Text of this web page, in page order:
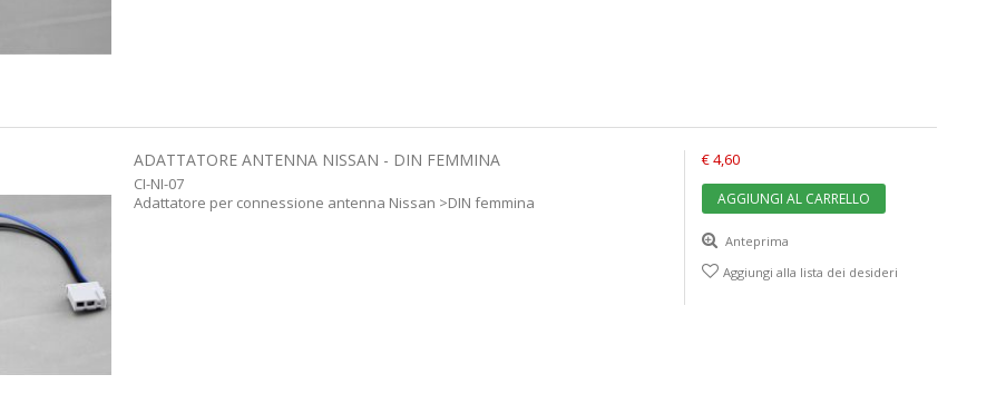
ADATTATORE ANTENNA NISSAN - DIN FEMMINA
CI-NI-07
Adattatore per connessione antenna Nissan >DIN femmina
€ 4,60
AGGIUNGI AL CARRELLO
Anteprima
Aggiungi alla lista dei desideri